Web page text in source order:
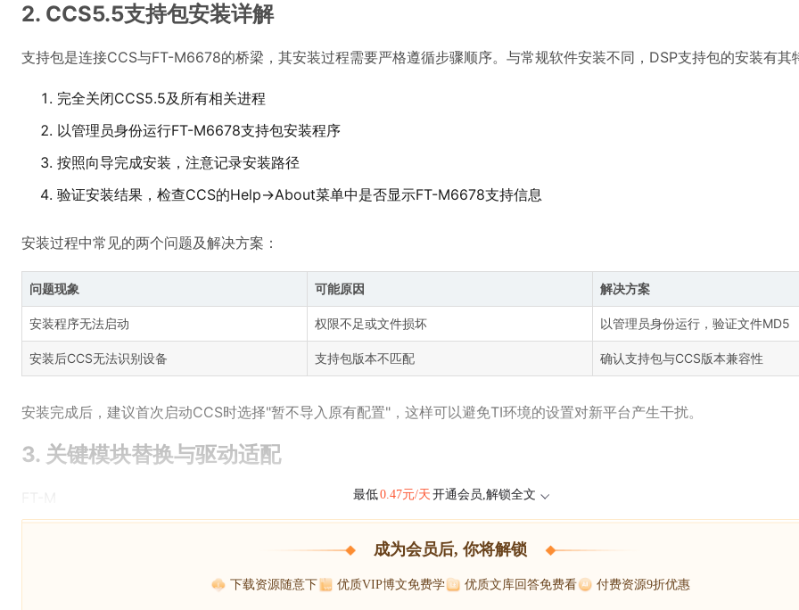
2. CCS5.5支持包安装详解
支持包是连接CCS与FT-M6678的桥梁，其安装过程需要严格遵循步骤顺序。与常规软件安装不同，DSP支持包的安装有其
完全关闭CCS5.5及所有相关进程
以管理员身份运行FT-M6678支持包安装程序
按照向导完成安装，注意记录安装路径
验证安装结果，检查CCS的Help→About菜单中是否显示FT-M6678支持信息
安装过程中常见的两个问题及解决方案：
问题现象 可能原因 解决方案
安装程序无法启动 权限不足或文件损坏 以管理员身份运行，验证文件MD5
安装后CCS无法识别设备 支持包版本不匹配 确认支持包与CCS版本兼容性
安装完成后，建议首次启动CCS时选择"暂不导入原有配置"，这样可以避免TI环境的设置对新平台产生干扰。
3. 关键模块替换与驱动适配
最低0.47元/天 开通会员,解锁全文
成为会员后, 你将解锁
下载资源随意下 优质VIP博文免费学 优质文库回答免费看 付费资源9折优惠